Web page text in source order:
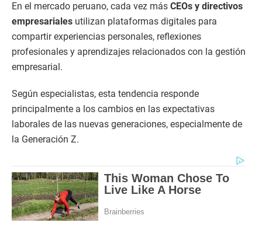
En el mercado peruano, cada vez más CEOs y directivos
empresariales utilizan plataformas digitales para
compartir experiencias personales, reflexiones
profesionales y aprendizajes relacionados con la gestión
empresarial.
Según especialistas, esta tendencia responde
principalmente a los cambios en las expectativas
laborales de las nuevas generaciones, especialmente de
la Generación Z.